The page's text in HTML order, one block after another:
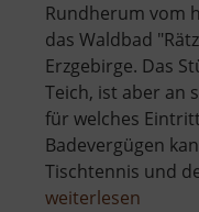
Rundherum vom
das Waldbad
Erzgebirge. Das
Teich, ist aber an
für welches
Badevergügen
Tischtennis und
weiterlesen